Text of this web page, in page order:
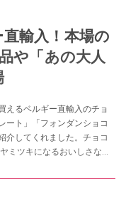
直輸入！本場の
や「あの大人
えるベルギー直輸入のチョ
ト」「フォンダンショコ
介してくれました。チョコ
ミツキになるおいしさなの
さいね。